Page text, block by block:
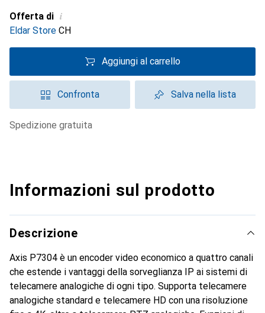
Offerta di i
Eldar Store CH
Aggiungi al carrello
Confronta Salva nella lista
spedizione gratuita
Informazioni sul prodotto
Descrizione
Axis P7304 è un encoder video economico a quattro canali
che estende i vantaggi della sorveglianza IP ai sistemi di
telecamere analogiche di ogni tipo. Supporta telecamere
analogiche standard e telecamere HD con una risoluzione